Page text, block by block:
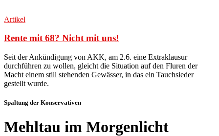
Artikel
Rente mit 68? Nicht mit uns!
Seit der Ankündigung von AKK, am 2.6. eine Extraklausur
durchführen zu wollen, gleicht die Situation auf den Fluren der
Macht einem still stehenden Gewässer, in das ein Tauchsieder
gestellt wurde.
Spaltung der Konservativen
Mehltau im Morgenlicht